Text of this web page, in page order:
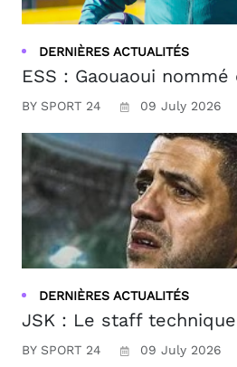
DERNIÈRES ACTUALITÉS
ESS : Gaouaoui nommé
BY SPORT 24 09 July 2026
DERNIÈRES ACTUALITÉS
JSK : Le staff
BY SPORT 24 09 July 2026